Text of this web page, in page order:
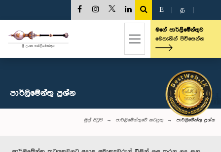
E த
මගේ පාර්ලිමේන්තුව
මෙතැනින් පිවිසෙන්න
පාර්ලි‌මේන්තු‌ ප්‍රශ්න
මුල් පිටුව පාර්ලිමේන්තුවේ කටයුතු පාර්ලි‌මේන්තු‌ ප්‍රශ්න